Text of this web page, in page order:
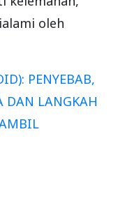
oleh
PENYEBAB,
DAN LANGKAH